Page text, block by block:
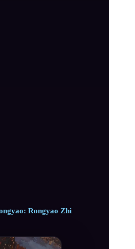
Rongyao Zhi